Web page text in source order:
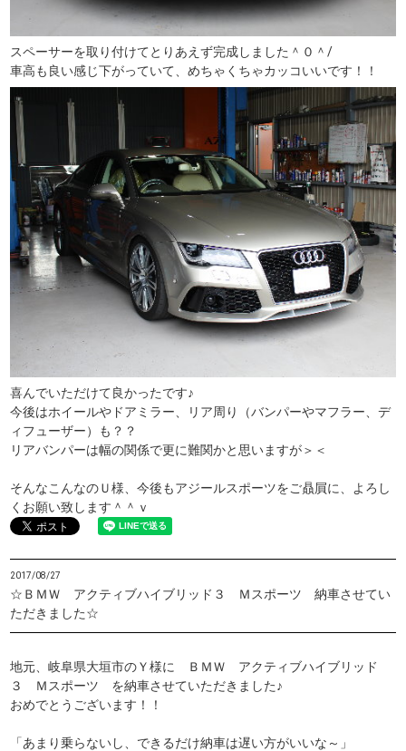
スペーサーを取り付けてとりあえず完成しました＾０＾/
車高も良い感じ下がっていて、めちゃくちゃカッコいいです！！
喜んでいただけて良かったです♪
今後はホイールやドアミラー、リア周り（バンパーやマフラー、デ
ィフューザー）も？？
リアバンパーは幅の関係で更に難関かと思いますが＞＜
そんなこんなのＵ様、今後もアジールスポーツをご贔屓に、よろし
くお願い致します＾＾ｖ
2017/08/27
☆ＢＭＷ アクティブハイブリッド３ Ｍスポーツ 納車させてい
ただきました☆
地元、岐阜県大垣市のＹ様に ＢＭＷ アクティブハイブリッド
３ Ｍスポーツ を納車させていただきました♪
おめでとうございます！！
「あまり乗らないし、できるだけ納車は遅い方がいいな～」